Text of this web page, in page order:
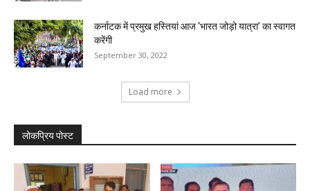
कर्नाटक में प्रमुख हस्तियां आज ‘भारत जोड़ो यात्रा’ का स्वागत
करेंगी
September 30, 2022
Load more
लोकप्रिय पोस्ट